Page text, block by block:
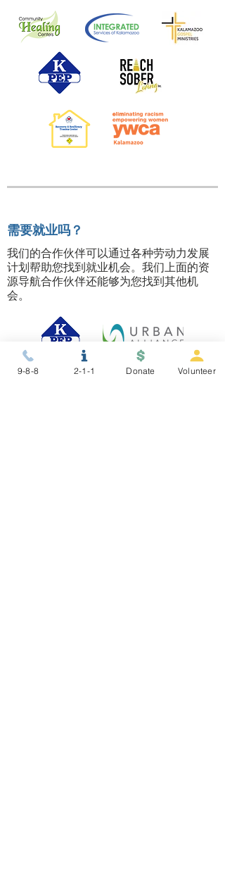
需要就业吗？
我们的合作伙伴可以通过各种劳动力发展
计划帮助您找到就业机会。我们上面的资
源导航合作伙伴还能够为您找到其他机
会。
9-8-8 2-1-1 Donate Volunteer